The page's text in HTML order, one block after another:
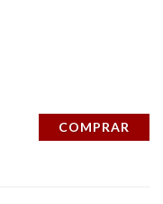
COMPRAR